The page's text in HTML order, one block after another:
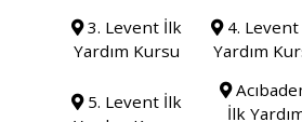
3. Levent İlk
Yardım Kursu
4. Levent
Yardım
5. Levent İlk
İlk